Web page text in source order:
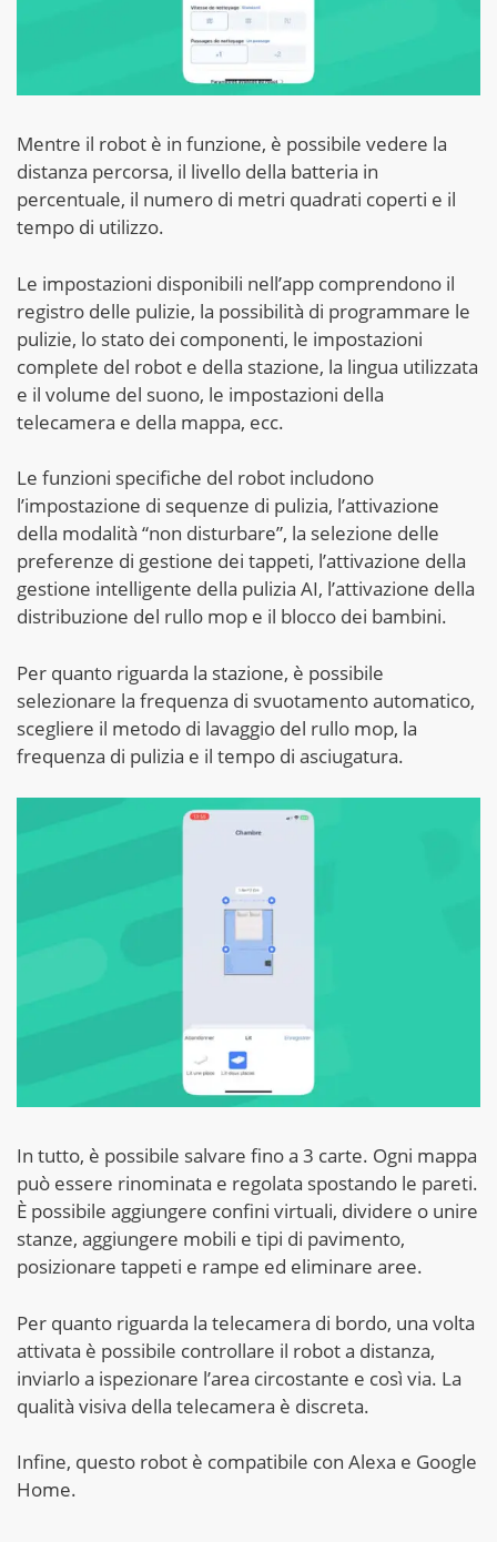
Mentre il robot è in funzione, è possibile vedere la
distanza percorsa, il livello della batteria in
percentuale, il numero di metri quadrati coperti e il
tempo di utilizzo.
Le impostazioni disponibili nell’app comprendono il
registro delle pulizie, la possibilità di programmare le
pulizie, lo stato dei componenti, le impostazioni
complete del robot e della stazione, la lingua utilizzata
e il volume del suono, le impostazioni della
telecamera e della mappa, ecc.
Le funzioni specifiche del robot includono
l’impostazione di sequenze di pulizia, l’attivazione
della modalità “non disturbare”, la selezione delle
preferenze di gestione dei tappeti, l’attivazione della
gestione intelligente della pulizia AI, l’attivazione della
distribuzione del rullo mop e il blocco dei bambini.
Per quanto riguarda la stazione, è possibile
selezionare la frequenza di svuotamento automatico,
scegliere il metodo di lavaggio del rullo mop, la
frequenza di pulizia e il tempo di asciugatura.
In tutto, è possibile salvare fino a 3 carte. Ogni mappa
può essere rinominata e regolata spostando le pareti.
È possibile aggiungere confini virtuali, dividere o unire
stanze, aggiungere mobili e tipi di pavimento,
posizionare tappeti e rampe ed eliminare aree.
Per quanto riguarda la telecamera di bordo, una volta
attivata è possibile controllare il robot a distanza,
inviarlo a ispezionare l’area circostante e così via. La
qualità visiva della telecamera è discreta.
Infine, questo robot è compatibile con Alexa e Google
Home.